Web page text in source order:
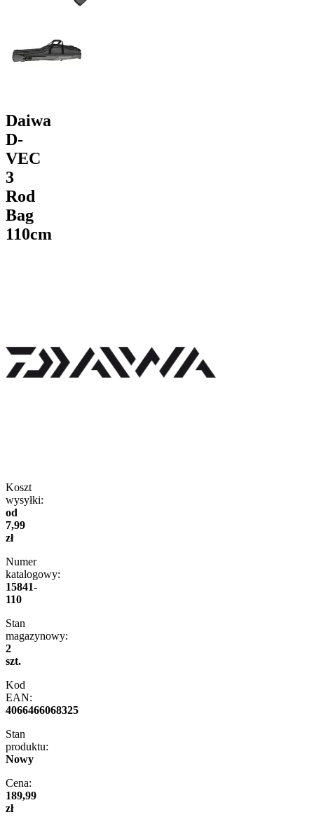
Daiwa
D-
VEC
3
Rod
Bag
110cm
Koszt
wysyłki:
od
7,99
zł
Numer
katalogowy:
15841-
110
Stan
magazynowy:
2
szt.
Kod
EAN:
4066466068325
Stan
produktu:
Nowy
Cena:
189,99
zł